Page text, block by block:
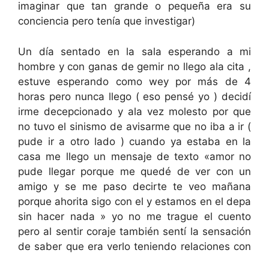
imaginar que tan grande o pequeña era su
conciencia pero tenía que investigar)
Un día sentado en la sala esperando a mi
hombre y con ganas de gemir no llego ala cita ,
estuve esperando como wey por más de 4
horas pero nunca llego ( eso pensé yo ) decidí
irme decepcionado y ala vez molesto por que
no tuvo el sinismo de avisarme que no iba a ir (
pude ir a otro lado ) cuando ya estaba en la
casa me llego un mensaje de texto «amor no
pude llegar porque me quedé de ver con un
amigo y se me paso decirte te veo mañana
porque ahorita sigo con el y estamos en el depa
sin hacer nada » yo no me trague el cuento
pero al sentir coraje también sentí la sensación
de saber que era verlo teniendo relaciones con